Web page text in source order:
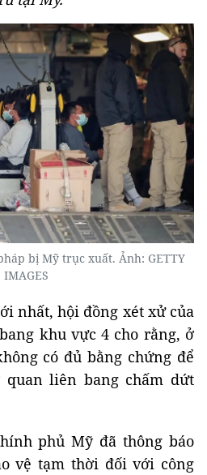
bị Mỹ trục xuất. Ảnh: GETTY
IMAGES
nhất, hội đồng xét xử của
khu vực 4 cho rằng, ở
có đủ bằng chứng để
liên bang chấm dứt
phủ Mỹ đã thông báo
vệ tạm thời đối với công